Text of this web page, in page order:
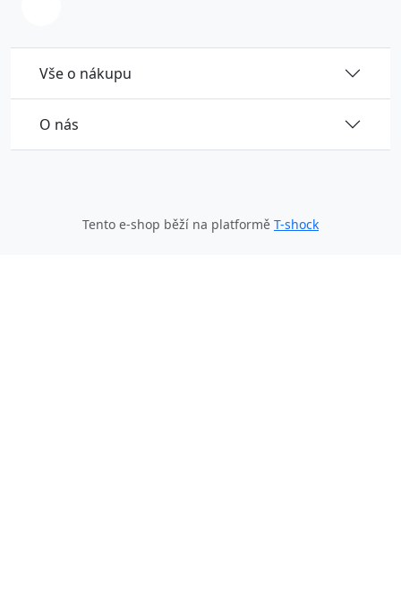
Vše o nákupu
O nás
Tento e-shop běží na platformě T-shock